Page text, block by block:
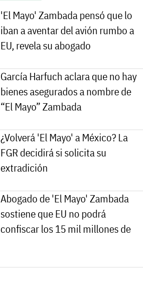
'El Mayo' Zambada pensó que lo
iban a aventar del avión rumbo a
EU, revela su abogado
García Harfuch aclara que no hay
bienes asegurados a nombre de
“El Mayo” Zambada
¿Volverá 'El Mayo' a México? La
FGR decidirá si solicita su
extradición
Abogado de 'El Mayo' Zambada
sostiene que EU no podrá
confiscar los 15 mil millones de